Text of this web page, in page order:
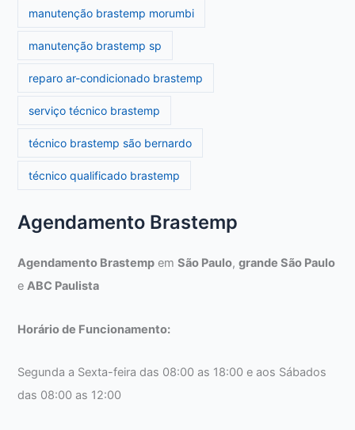
manutenção brastemp morumbi
manutenção brastemp sp
reparo ar-condicionado brastemp
serviço técnico brastemp
técnico brastemp são bernardo
técnico qualificado brastemp
Agendamento Brastemp
Agendamento Brastemp emSão Paulo,grande São Paulo
eABC Paulista
Horário de Funcionamento:
Segunda a Sexta-feira das 08:00 as 18:00 e aos Sábados
das 08:00 as 12:00